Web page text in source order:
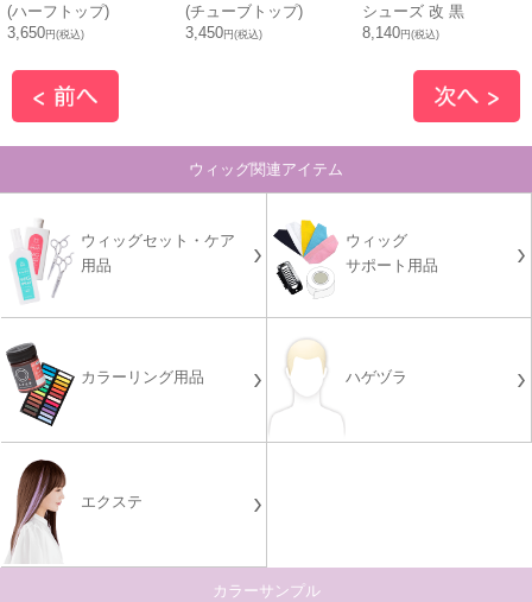
(ハーフトップ)
3,650円(税込)
(チューブトップ)
3,450円(税込)
シューズ 改 黒
8,140円(税込)
ウィッグ関連アイテム
ウィッグセット・ケア
用品
ウィッグ
サポート用品
カラーリング用品 ハゲヅラ
エクステ
カラーサンプル